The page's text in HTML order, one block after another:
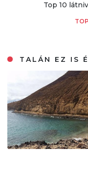
Top 10
TALÁN EZ IS